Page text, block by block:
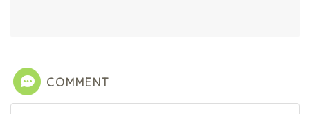
COMMENT